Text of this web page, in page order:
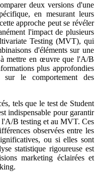
deux versions d'une
en mesurant leurs
approche peut se révéler
l'impact de plusieurs
Testing (MVT), qui
d'éléments sur une
mettre en œuvre que l'A/B
plus approfondies
le comportement des
tels que le test de Student
indispensable pour garantir
l'A/B testing et au MVT. Ces
observées entre les
ou si elles sont
statistique rigoureuse est
marketing éclairées et